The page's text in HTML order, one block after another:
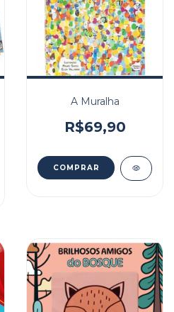
A Muralha
R$69,90